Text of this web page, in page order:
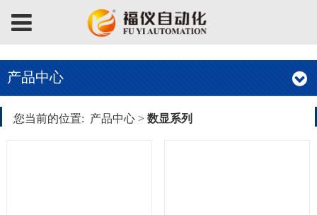
产品中心
您当前的位置: 产品中心> 数显系列